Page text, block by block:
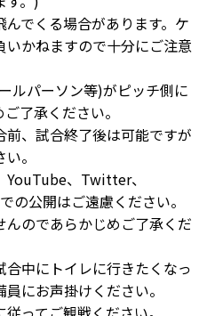
んでくる場合があります。ケ
いかねますので十分にご注意
ルパーソン等)がピッチ側に
了承ください。
前、試合終了後は可能ですが
。
YouTube、Twitter、
の公開はご遠慮ください。
んのであらかじめご了承くだ
合中にトイレに行きたくなっ
にお声掛けください。